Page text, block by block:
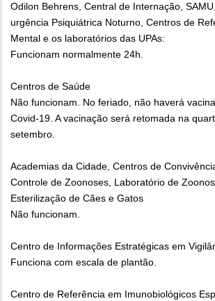
Odilon Behrens, Central de Internação,
urgência Psiquiátrica Noturno, Centros de
Mental e os laboratórios das UPAs:
Funcionam normalmente 24h.
Centros de Saúde
Não funcionam. No feriado, não haverá
Covid-19. A vacinação será retomada na
setembro.
Academias da Cidade, Centros de
Controle de Zoonoses, Laboratório de
Esterilização de Cães e Gatos
Não funcionam.
Centro de Informações Estratégicas em
Funciona com escala de plantão.
Centro de Referência em Imunobiológicos